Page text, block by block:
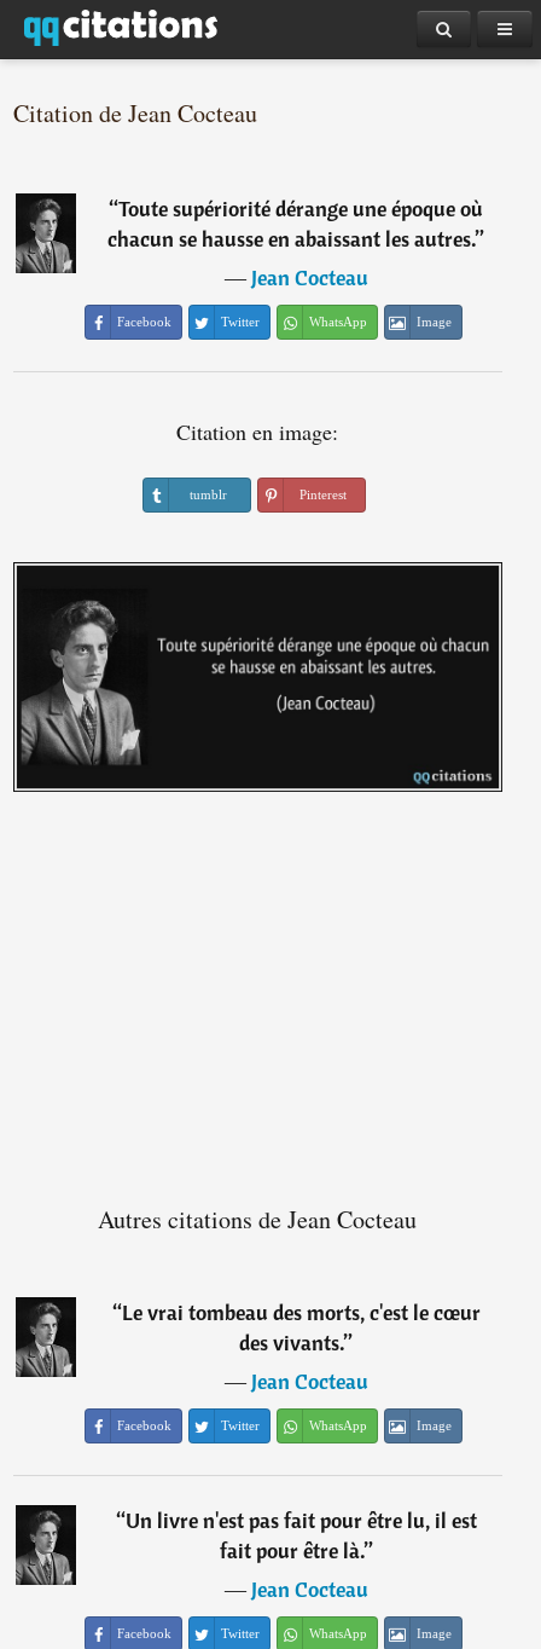
Citation de Jean Cocteau
“Toute supériorité dérange une époque où
chacun se hausse en abaissant les autres.”
―Jean Cocteau
Facebook Twitter WhatsApp Image
Citation en image:
tumblr Pinterest
Autres citations de Jean Cocteau
“Le vrai tombeau des morts, c'est le cœur
des vivants.”
―Jean Cocteau
Facebook Twitter WhatsApp Image
“Un livre n'est pas fait pour être lu, il est
fait pour être là.”
―Jean Cocteau
Facebook Twitter WhatsApp Image